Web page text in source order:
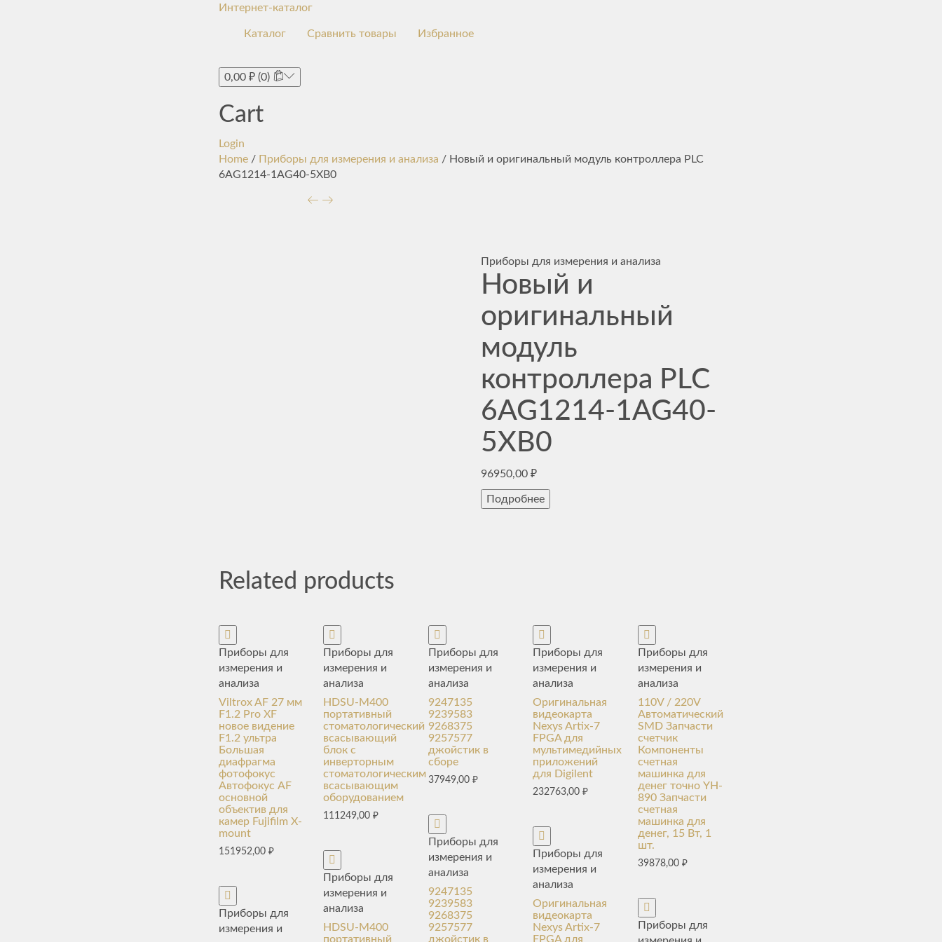
Интернет-каталог
Каталог Сравнить товары Избранное
0,00 ₽ (0)
Cart
Login
Home / Приборы для измерения и анализа / Новый и оригинальный модуль контроллера PLC
6AG1214-1AG40-5XB0
Приборы для измерения и анализа
Новый и
оригинальный
модуль
контроллера PLC
6AG1214-1AG40-
5XB0
96950,00₽
Подробнее
Related products
Приборы для
измерения и
анализа
Viltrox AF 27 мм
F1.2 Pro XF
новое видение
F1.2 ультра
Большая
диафрагма
фотофокус
Автофокус AF
основной
объектив для
камер Fujifilm X-
mount
151952,00 ₽
Приборы для
измерения и
Приборы для
измерения и
анализа
HDSU-M400
портативный
стоматологический
всасывающий
блок с
инверторным
стоматологическим
всасывающим
оборудованием
111249,00₽
Приборы для
измерения и
анализа
HDSU-M400
портативный
Приборы для
измерения и
анализа
9247135
9239583
9268375
9257577
джойстик в
сборе
37949,00 ₽
Приборы для
измерения и
анализа
9247135
9239583
9268375
9257577
джойстик в
Приборы для
измерения и
анализа
Оригинальная
видеокарта
Nexys Artix-7
FPGA для
мультимедийных
приложений
для Digilent
232763,00₽
Приборы для
измерения и
анализа
Оригинальная
видеокарта
Nexys Artix-7
FPGA для
Приборы для
измерения и
анализа
110V / 220V
Автоматический
SMD Запчасти
счетчик
Компоненты
счетная
машинка для
денег точно YH-
890 Запчасти
счетная
машинка для
денег, 15 Вт, 1
шт.
39878,00 ₽
Приборы для